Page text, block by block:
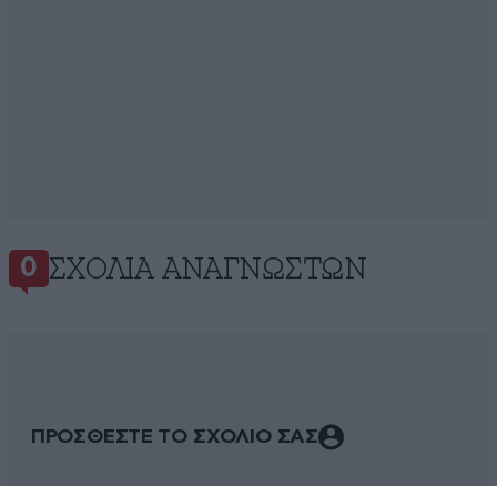
0 ΣΧΌΛΙΑ ΑΝΑΓΝΩΣΤΏΝ
ΠΡΟΣΘΕΣΤΕ ΤΟ ΣΧΟΛΙΟ ΣΑΣ